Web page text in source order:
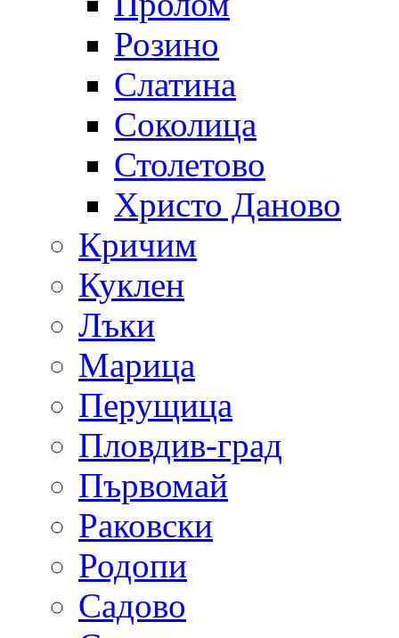
Розино
Слатина
Соколица
Столетово
Христо Даново
Кричим
Куклен
Лъки
Марица
Перущица
Пловдив-град
Първомай
Раковски
Родопи
Садово